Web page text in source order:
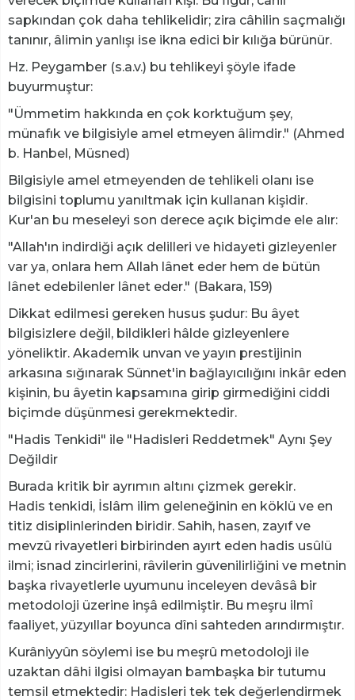
sapkından çok daha tehlikelidir; zira câhilin saçmalığı
tanınır, âlimin yanlışı ise ikna edici bir kılığa bürünür.
Hz. Peygamber (s.a.v.) bu tehlikeyi şöyle ifade
buyurmuştur:
"Ümmetim hakkında en çok korktuğum şey,
münafık ve bilgisiyle amel etmeyen âlimdir." (Ahmed
b. Hanbel, Müsned)
Bilgisiyle amel etmeyenden de tehlikeli olanı ise
bilgisini toplumu yanıltmak için kullanan kişidir.
Kur'an bu meseleyi son derece açık biçimde ele alır:
"Allah'ın indirdiği açık delilleri ve hidayeti gizleyenler
var ya, onlara hem Allah lânet eder hem de bütün
lânet edebilenler lânet eder." (Bakara, 159)
Dikkat edilmesi gereken husus şudur: Bu âyet
bilgisizlere değil, bildikleri hâlde gizleyenlere
yöneliktir. Akademik unvan ve yayın prestijinin
arkasına sığınarak Sünnet'in bağlayıcılığını inkâr eden
kişinin, bu âyetin kapsamına girip girmediğini ciddi
biçimde düşünmesi gerekmektedir.
"Hadis Tenkidi" ile "Hadisleri Reddetmek" Aynı Şey
Değildir
Burada kritik bir ayrımın altını çizmek gerekir.
Hadis tenkidi, İslâm ilim geleneğinin en köklü ve en
titiz disiplinlerinden biridir. Sahih, hasen, zayıf ve
mevzû rivayetleri birbirinden ayırt eden hadis usûlü
ilmi; isnad zincirlerini, râvilerin güvenilirliğini ve metnin
başka rivayetlerle uyumunu inceleyen devâsâ bir
metodoloji üzerine inşâ edilmiştir. Bu meşru ilmî
faaliyet, yüzyıllar boyunca dîni sahteden arındırmıştır.
Kurâniyyûn söylemi ise bu meşrû metodoloji ile
uzaktan dâhi ilgisi olmayan bambaşka bir tutumu
temsil etmektedir: Hadisleri tek tek değerlendirmek